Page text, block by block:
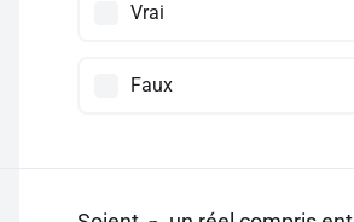
Vrai
Faux